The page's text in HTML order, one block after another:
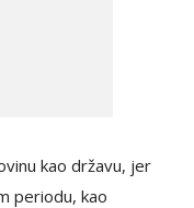
kao državu, jer
periodu, kao